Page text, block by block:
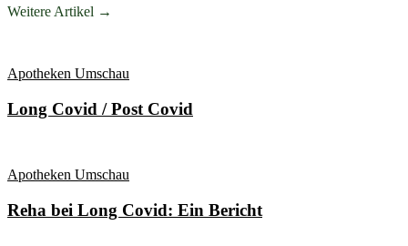
Weitere Artikel →
Apotheken Umschau
Long Covid / Post Covid
Apotheken Umschau
Reha bei Long Covid: Ein Bericht